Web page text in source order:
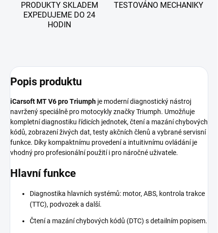
PRODUKTY SKLADEM
EXPEDUJEME DO 24
HODIN
TESTOVÁNO MECHANIKY
Popis produktu
iCarsoft MT V6 pro Triumph je moderní diagnostický nástroj
navržený speciálně pro motocykly značky Triumph. Umožňuje
kompletní diagnostiku řídicích jednotek, čtení a mazání chybových
kódů, zobrazení živých dat, testy akčních členů a vybrané servisní
funkce. Díky kompaktnímu provedení a intuitivnímu ovládání je
vhodný pro profesionální použití i pro náročné uživatele.
Hlavní funkce
Diagnostika hlavních systémů: motor, ABS, kontrola trakce
(TTC), podvozek a další.
Čtení a mazání chybových kódů (DTC) s detailním popisem.